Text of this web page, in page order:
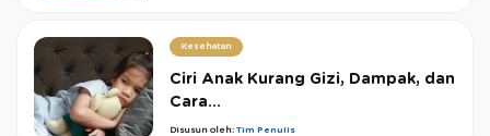
Kesehatan
Ciri Anak Kurang Gizi, Dampak, dan
Cara...
Disusun oleh: Tim Penulis